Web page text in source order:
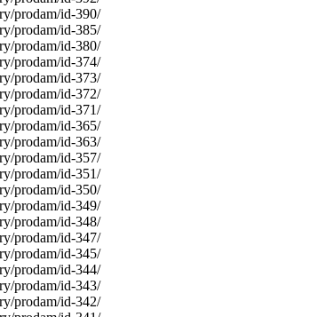
prodam/id-390/
prodam/id-385/
prodam/id-380/
prodam/id-374/
prodam/id-373/
prodam/id-372/
prodam/id-371/
prodam/id-365/
prodam/id-363/
prodam/id-357/
prodam/id-351/
prodam/id-350/
prodam/id-349/
prodam/id-348/
prodam/id-347/
prodam/id-345/
prodam/id-344/
prodam/id-343/
prodam/id-342/